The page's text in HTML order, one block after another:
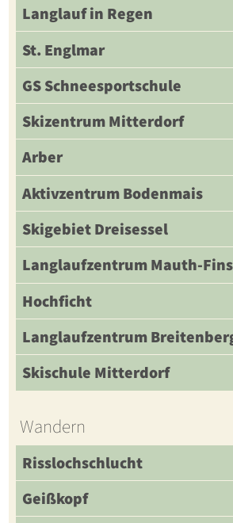
Langlauf in Regen
St. Englmar
GS Schneesportschule
Skizentrum Mitterdorf
Arber
Aktivzentrum Bodenmais
Skigebiet Dreisessel
Langlaufzentrum Mauth-
Hochficht
Langlaufzentrum
Skischule Mitterdorf
Wandern
Risslochschlucht
Geißkopf